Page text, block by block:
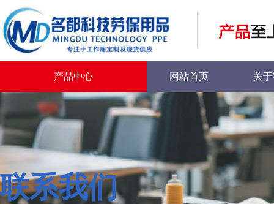
产品中心 网站首页 关
联系我们